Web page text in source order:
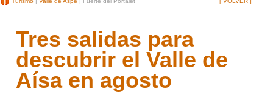
Tres salidas para
descubrir el Valle de
Aísa en agosto